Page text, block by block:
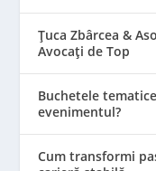
Țuca Zbârcea &
Avocați de Top
Buchetele
evenimentul?
Cum transformi